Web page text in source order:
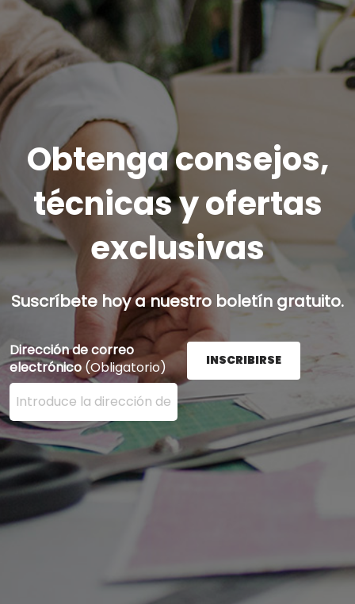
Obtenga consejos,
técnicas y ofertas
exclusivas
Suscríbete hoy a nuestro boletín gratuito.
Dirección de correo
electrónico (Obligatorio)
Ingrese su dirección de correo electrónico aquí y
INSCRIBIRSE